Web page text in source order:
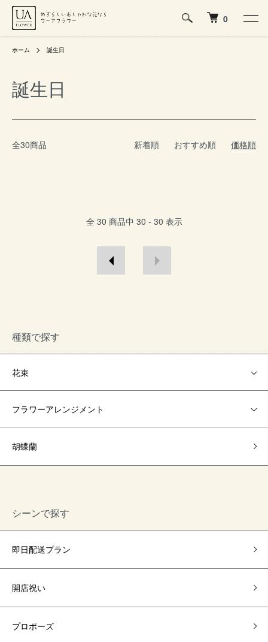
0
ホーム 誕生日
誕生日
全30商品 新着順 おすすめ順 価格順
全 30 商品中 30 - 30 表示
種類で探す
花束
フラワーアレンジメント
胡蝶蘭
シーンで探す
即日配送プラン
開店祝い
プロポーズ